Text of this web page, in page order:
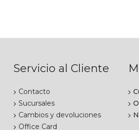
Servicio al Cliente
Contacto
Sucursales
Cambios y devoluciones
Office Card